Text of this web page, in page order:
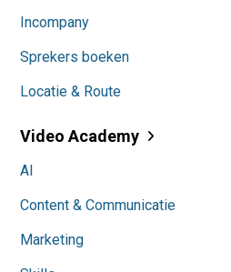
Incompany
Sprekers boeken
Locatie & Route
Video Academy
AI
Content & Communicatie
Marketing